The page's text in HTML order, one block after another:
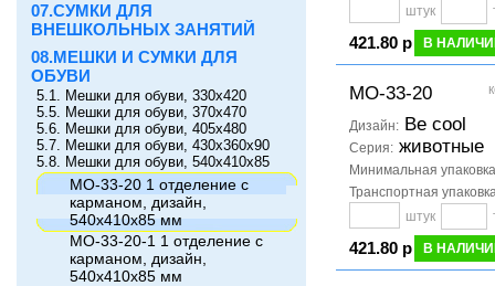
07.СУМКИ ДЛЯ
ВНЕШКОЛЬНЫХ ЗАНЯТИЙ
08.МЕШКИ И СУМКИ ДЛЯ
ОБУВИ
5.1. Мешки для обуви, 330х420
5.5. Мешки для обуви, 370х470
5.6. Мешки для обуви, 405х480
5.7. Мешки для обуви, 430х360х90
5.8. Мешки для обуви, 540х410х85
МО-33-20 1 отделение с
карманом, дизайн,
540х410х85 мм
МО-33-20-1 1 отделение с
карманом, дизайн,
540х410х85 мм
штук
421.80 р В
МО-33-20
Дизайн: Be cool
Серия: животные
Минимальная упаковка
Транспортная
штук
421.80 р В